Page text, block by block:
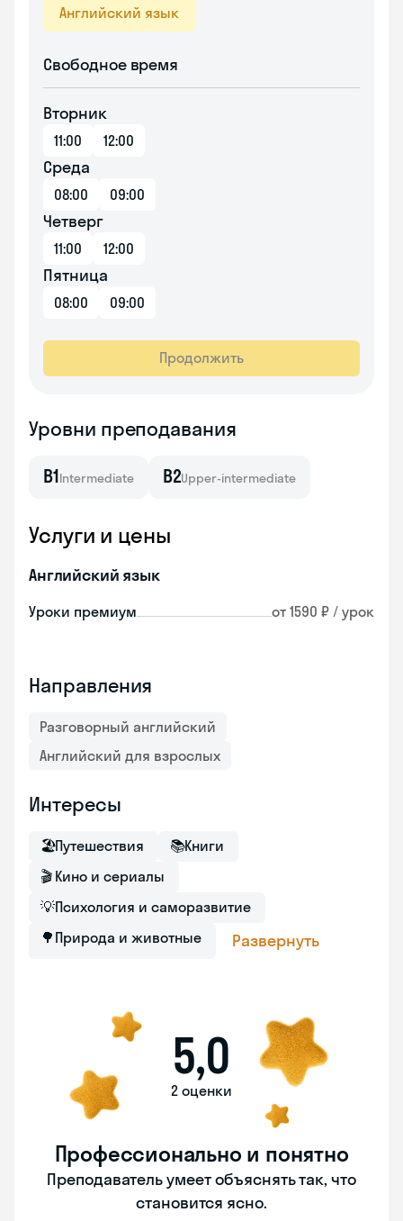
Английский язык
Свободное время
Вторник
11:00 12:00
Среда
08:00 09:00
Четверг
11:00 12:00
Пятница
08:00 09:00
Продолжить
Уровни преподавания
B1Intermediate B2Upper-intermediate
Услуги и цены
Английский язык
Уроки премиум от 1590 ₽ / урок
Направления
Разговорный английский
Английский для взрослых
Интересы
🏖Путешествия 📚Книги
🎬 Кино и сериалы
💡Психология и саморазвитие
🌳 Природа и животные Развернуть
5,0
2 оценки
Профессионально и понятно
Преподаватель умеет объяснять так, что
становится ясно.